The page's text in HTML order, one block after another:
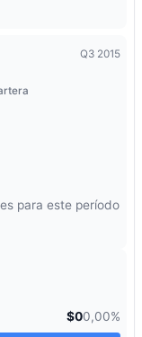
Q3 2015
para este período
$00,00%